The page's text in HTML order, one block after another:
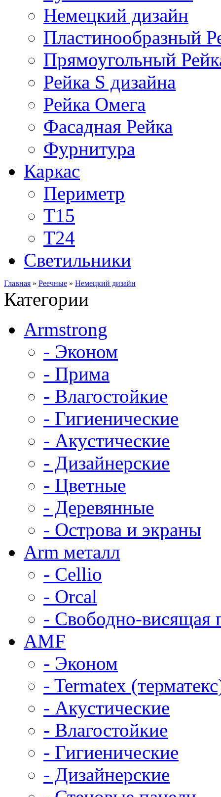
Немецкий дизайн
Пластинообразный
Прямоугольный
Рейка S дизайна
Рейка Омега
Фасадная Рейка
Фурнитура
Каркас
Периметр
Т15
Т24
Светильники
Главная » Реечные » Немецкий дизайн
Категории
Armstrong
- Эконом
- Прима
- Влагостойкие
- Гигиенические
- Акустические
- Дизайнерские
- Цветные
- Деревянные
- Острова и экраны
Arm металл
- Cellio
- Orcal
- Свободно-висящая
AMF
- Эконом
- Termatex
- Акустические
- Влагостойкие
- Гигиенические
- Дизайнерские